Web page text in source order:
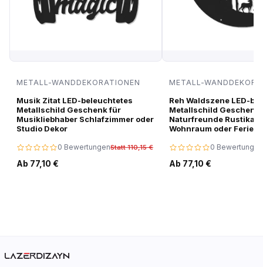
METALL-WANDDEKORATIONEN
Musik Zitat LED-beleuchtetes
Metallschild Geschenk für
Musikliebhaber Schlafzimmer oder
Studio Dekor
0 BewertungenStatt 110,15 €
Ab 77,10 €
METALL-
Reh Waldszene LED-
Metallschild Geschenk
Naturfreunde
Wohnraum oder
0 Bewertungen
Ab 77,10 €